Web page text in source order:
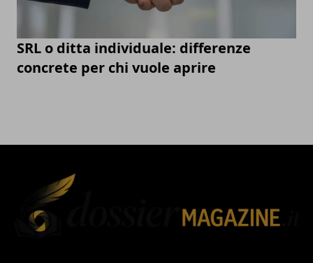
SRL o ditta individuale: differenze
concrete per chi vuole aprire